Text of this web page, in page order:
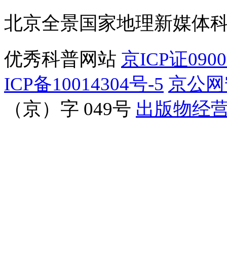
北京全景国家地理新媒体
优秀科普网站 京ICP证
ICP备10014304号-5 京公
（京）字 049号 出版物经